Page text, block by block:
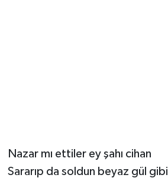
Nazar mı ettiler ey şahı cihan
Sararıp da soldun beyaz gül gibi